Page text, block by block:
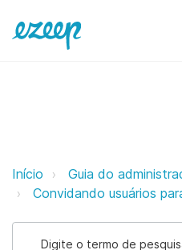
Atribuição
Início
Guia do
Convidando usuários